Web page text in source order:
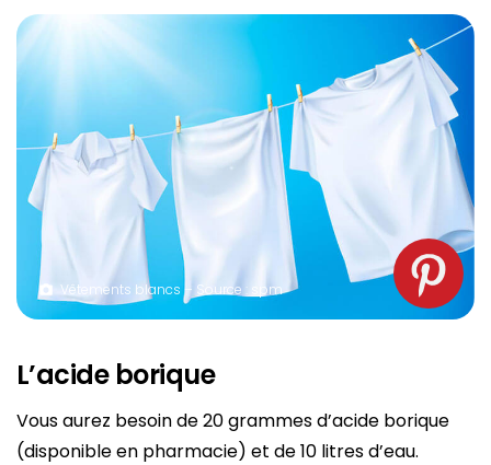
Vêtements blancs – Source : spm
L’acide borique
Vous aurez besoin de 20 grammes d’acide borique
(disponible en pharmacie) et de 10 litres d’eau.